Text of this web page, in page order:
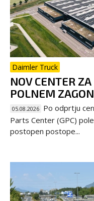
Daimler Truck
NOV CENTER
POLNEM
05.08.2026 Po odprtju
Parts Center (GPC)
postopen postope...